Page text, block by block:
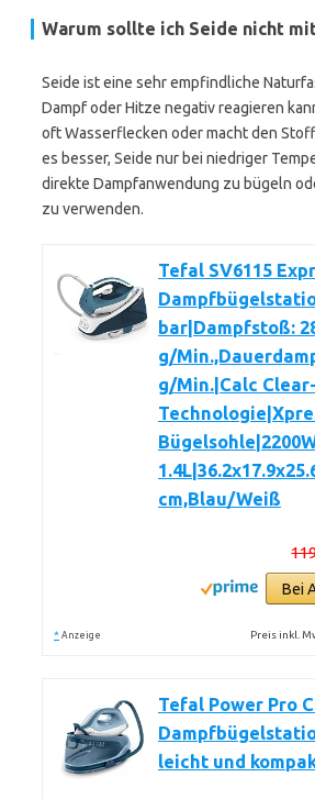
Warum sollte ich Seide nicht
Seide ist eine sehr empfindliche
Dampf oder Hitze negativ reagieren
oft Wasserflecken oder macht den
es besser, Seide nur bei niedriger
direkte Dampfanwendung zu bügeln
zu verwenden.
Tefal SV6115
bar|Dampfstoß:
g/
g/Min.|Calc Clear-
cm,Blau/Weiß
Bei
* Anzeige Preis inkl.
Tefal Power Pro
leicht und